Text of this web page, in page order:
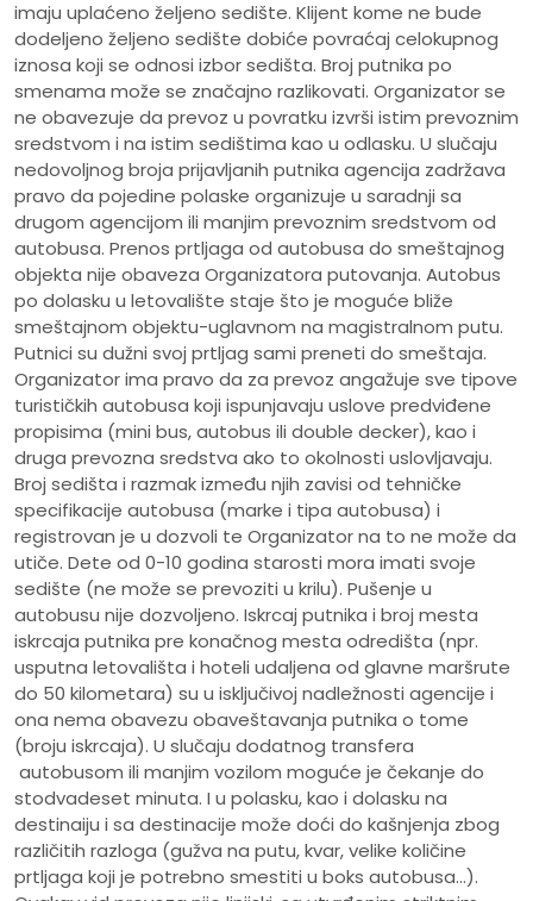
imaju uplaćeno željeno sedište. Klijent kome ne bude
dodeljeno željeno sedište dobiće povraćaj celokupnog
iznosa koji se odnosi izbor sedišta. Broj putnika po
smenama može se značajno razlikovati. Organizator se
ne obavezuje da prevoz u povratku izvrši istim prevoznim
sredstvom i na istim sedištima kao u odlasku. U slučaju
nedovoljnog broja prijavljanih putnika agencija zadržava
pravo da pojedine polaske organizuje u saradnji sa
drugom agencijom ili manjim prevoznim sredstvom od
autobusa. Prenos prtljaga od autobusa do smeštajnog
objekta nije obaveza Organizatora putovanja. Autobus
po dolasku u letovalište staje što je moguće bliže
smeštajnom objektu-uglavnom na magistralnom putu.
Putnici su dužni svoj prtljag sami preneti do smeštaja.
Organizator ima pravo da za prevoz angažuje sve tipove
turističkih autobusa koji ispunjavaju uslove predviđene
propisima (mini bus, autobus ili double decker), kao i
druga prevozna sredstva ako to okolnosti uslovljavaju.
Broj sedišta i razmak između njih zavisi od tehničke
specifikacije autobusa (marke i tipa autobusa) i
registrovan je u dozvoli te Organizator na to ne može da
utiče. Dete od 0-10 godina starosti mora imati svoje
sedište (ne može se prevoziti u krilu). Pušenje u
autobusu nije dozvoljeno. Iskrcaj putnika i broj mesta
iskrcaja putnika pre konačnog mesta odredišta (npr.
usputna letovališta i hoteli udaljena od glavne maršrute
do 50 kilometara) su u isključivoj nadležnosti agencije i
ona nema obavezu obaveštavanja putnika o tome
(broju iskrcaja). U slučaju dodatnog transfera
autobusom ili manjim vozilom moguće je čekanje do
stodvadeset minuta. I u polasku, kao i dolasku na
destinaiju i sa destinacije može doći do kašnjenja zbog
različitih razloga (gužva na putu, kvar, velike količine
prtljaga koji je potrebno smestiti u boks autobusa...).